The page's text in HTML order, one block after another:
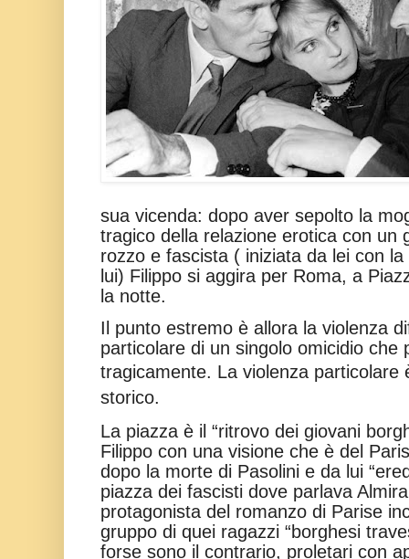
sua vicenda: dopo aver sepolto la
tragico della relazione erotica con un
rozzo e fascista ( iniziata da lei con
lui) Filippo si aggira per Roma, a
la notte.
Il punto estremo è allora la violenza
particolare di un singolo omicidio che
tragicamente. La violenza particolare
storico.
La piazza è il “ritrovo dei giovani
Filippo con una visione che è del
dopo la morte di Pasolini e da lui
piazza dei fascisti dove parlava
protagonista del romanzo di Parise
gruppo di quei ragazzi “borghesi
forse sono il contrario, proletari con